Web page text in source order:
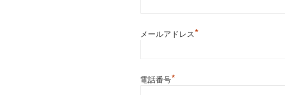
メールアドレス*
電話番号*